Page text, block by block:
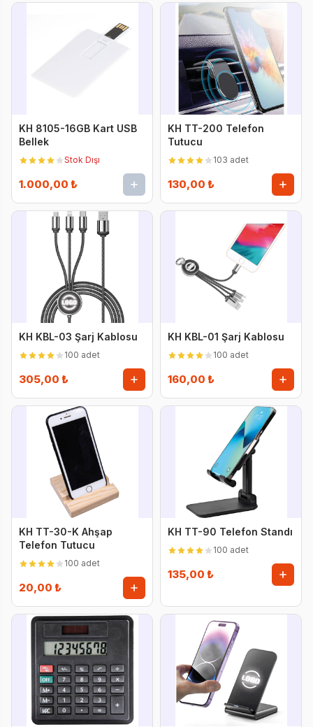
KH 8105-16GB Kart USB
Bellek
Stok Dışı
1.000,00 ₺
KH TT-200 Telefon
Tutucu
103 adet
130,00 ₺
KH KBL-03 Şarj Kablosu
100 adet
305,00 ₺
KH KBL-01 Şarj Kablosu
100 adet
160,00 ₺
KH TT-30-K Ahşap
Telefon Tutucu
100 adet
20,00 ₺
KH TT-90 Telefon Standı
100 adet
135,00 ₺